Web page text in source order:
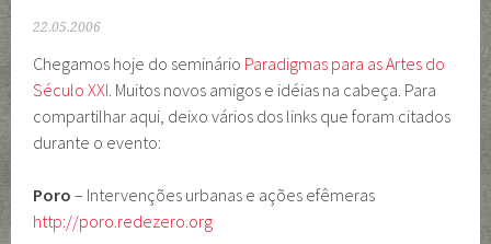
22.05.2006
Chegamos hoje do seminário Paradigmas para as Artes do
Século XXI. Muitos novos amigos e idéias na cabeça. Para
compartilhar aqui, deixo vários dos links que foram citados
durante o evento:
Poro – Intervenções urbanas e ações efêmeras
http://poro.redezero.org